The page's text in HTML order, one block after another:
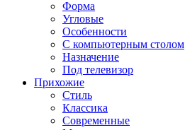
Форма
Угловые
Особенности
С компьютерным столом
Назначение
Под телевизор
Прихожие
Стиль
Классика
Современные